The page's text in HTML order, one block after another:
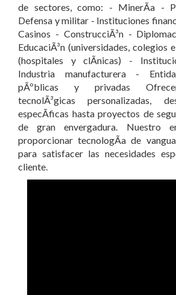
de sectores, como: - MinerÃ­a -
Defensa y militar - Instituciones
Casinos - ConstrucciÃ³n -
EducaciÃ³n (universidades, colegios
(hospitales y clÃ­nicas) -
Industria manufacturera -
pÃºblicas y privadas
tecnolÃ³gicas personalizadas,
especÃ­ficas hasta proyectos de
de gran envergadura. Nuestro
proporcionar tecnologÃ­a de
para satisfacer las necesidades
cliente.